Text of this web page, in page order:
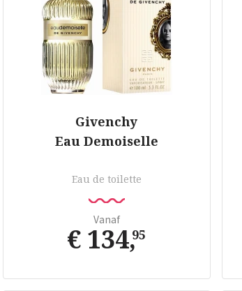
Givenchy
Eau Demoiselle
Eau de toilette
Vanaf
€ 134,95